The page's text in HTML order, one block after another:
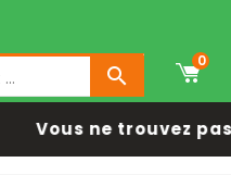

0
Vous ne trouvez